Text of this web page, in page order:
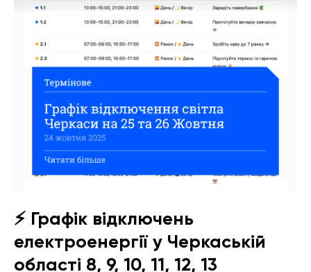
⚡ Графік відключень
електроенергії у Черкаській
області 8, 9, 10, 11, 12, 13